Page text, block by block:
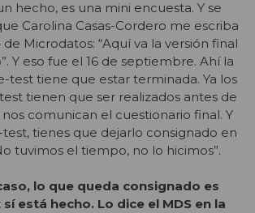
hecho, es una mini encuesta. Y se
Carolina Casas-Cordero me escriba
Microdatos: “Aquí va la versión final
Y eso fue el 16 de septiembre. Ahí la
test tiene que estar terminada. Ya los
tienen que ser realizados antes de
comunican el cuestionario final. Y
tienes que dejarlo consignado en
tuvimos el tiempo, no lo hicimos”.
lo que queda consignado es
está hecho. Lo dice el MDS en la